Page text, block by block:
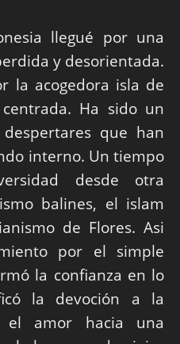
llegué por una
y desorientada.
la acogedora isla de
Ha sido un
que han
interno. Un tiempo
desde otra
balines, el islam
de Flores. Asi
por el simple
la confianza en lo
la devoción a la
el amor hacia una